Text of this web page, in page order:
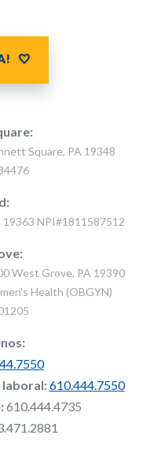
Square, PA 19348
NPI#1811587512
West Grove, PA 19390
Health (OBGYN)
610.444.7550
610.444.4735